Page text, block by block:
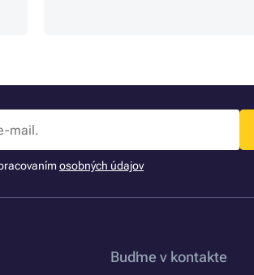
osobných údajov
Buďme v kontakte